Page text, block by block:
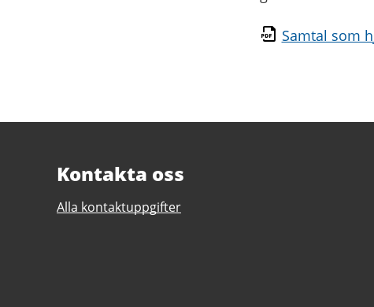
Samtal som
Kontakta oss
Alla kontaktuppgifter